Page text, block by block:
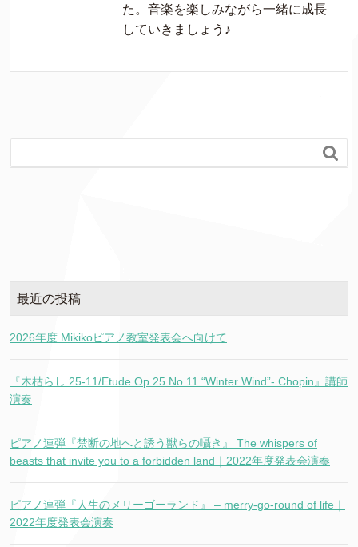
た。音楽を楽しみながら一緒に成長
していきましょう♪

最近の投稿
2026年度 Mikikoピアノ教室発表会へ向けて
『木枯らし 25-11/Etude Op.25 No.11 “Winter Wind”- Chopin』講師
演奏
ピアノ連弾『禁断の地へと誘う獣らの囁き』 The whispers of
beasts that invite you to a forbidden land｜2022年度発表会演奏
ピアノ連弾『人生のメリーゴーランド』 – merry-go-round of life｜
2022年度発表会演奏